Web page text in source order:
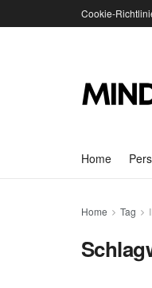
Cookie-
Home
Home Tag